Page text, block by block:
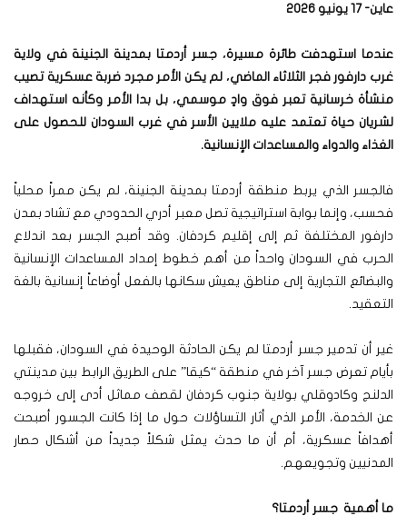
عاين- 17 يونيو 2026
عندما استهدفت طائرة مسيرة، جسر أردمتا بمدينة الجنينة في ولاية
غرب دارفور فجر الثلاثاء الماضي، لم يكن الأمر مجرد ضربة عسكرية تصيب
منشأة خرسانية تعبر فوق وادٍ موسمي، بل بدا الأمر وكأنه استهداف
لشريان حياة تعتمد عليه ملايين الأسر في غرب السودان للحصول على
الغذاء والدواء والمساعدات الإنسانية.
فالجسر الذي يربط منطقة أردمتا بمدينة الجنينة، لم يكن ممراً محلياً
فحسب، وإنما بوابة استراتيجية تصل معبر أدري الحدودي مع تشاد بمدن
دارفور المختلفة ثم إلى إقليم كردفان. وقد أصبح الجسر بعد اندلاع
الحرب في السودان واحداً من أهم خطوط إمداد المساعدات الإنسانية
والبضائع التجارية إلى مناطق يعيش سكانها بالفعل أوضاعاً إنسانية بالغة
التعقيد.
غير أن تدمير جسر أردمتا لم يكن الحادثة الوحيدة في السودان، فقبلها
بأيام تعرض جسر آخر في منطقة “كيقا” على الطريق الرابط بين مدينتي
الدلنج وكادوقلي بولاية جنوب كردفان لقصف مماثل أدى إلى خروجه
عن الخدمة، الأمر الذي أثار التساؤلات حول ما إذا كانت الجسور أصبحت
أهدافاً عسكرية، أم أن ما حدث يمثل شكلاً جديداً من أشكال حصار
المدنيين وتجويعهم.
ما أهمية جسر أردمتا؟